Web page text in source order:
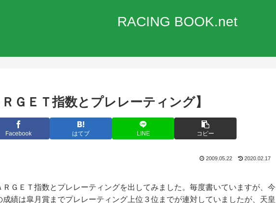
RACING BOOK.net
ＧＥＴ指数とプレレーティング】
Facebook はてブ LINE コピー
2009.05.22 2020.02.17
ＧＥＴ指数とプレレーティングを出してみました。毎度書いていますが、今
績は皐月賞までプレレーティング上位３位までが連対していましたが、天皇